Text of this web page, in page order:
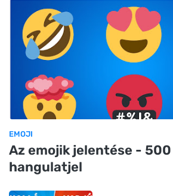
EMOJI
Az emojik jelentése -
hangulatjel